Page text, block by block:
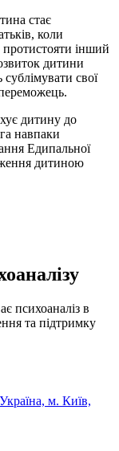
стає
коли
протистояти інший
дитини
сублімувати свої
дитину до
навпаки
Едипальної
дитиною
психоаналіз в
та підтримку
Україна, м. Київ,